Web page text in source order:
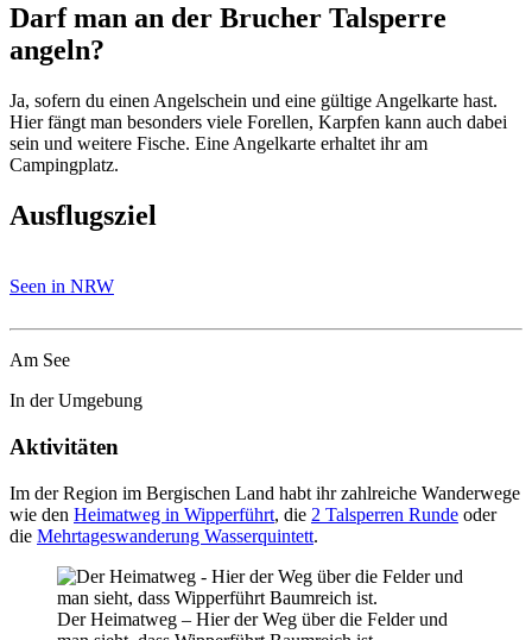
Darf man an der Brucher Talsperre
angeln?
Ja, sofern du einen Angelschein und eine gültige Angelkarte hast.
Hier fängt man besonders viele Forellen, Karpfen kann auch dabei
sein und weitere Fische. Eine Angelkarte erhaltet ihr am
Campingplatz.
Ausflugsziel
Seen in NRW
Am See
In der Umgebung
Aktivitäten
Im der Region im Bergischen Land habt ihr zahlreiche Wanderwege
wie den Heimatweg in Wipperführt, die 2 Talsperren Runde oder
die Mehrtageswanderung Wasserquintett.
Der Heimatweg – Hier der Weg über die Felder und